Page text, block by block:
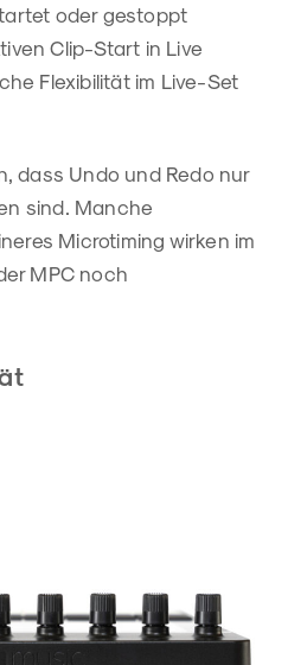
oder gestoppt
Clip-Start in Live
Flexibilität im Live-Set
dass Undo und Redo nur
sind. Manche
Microtiming wirken im
MPC noch